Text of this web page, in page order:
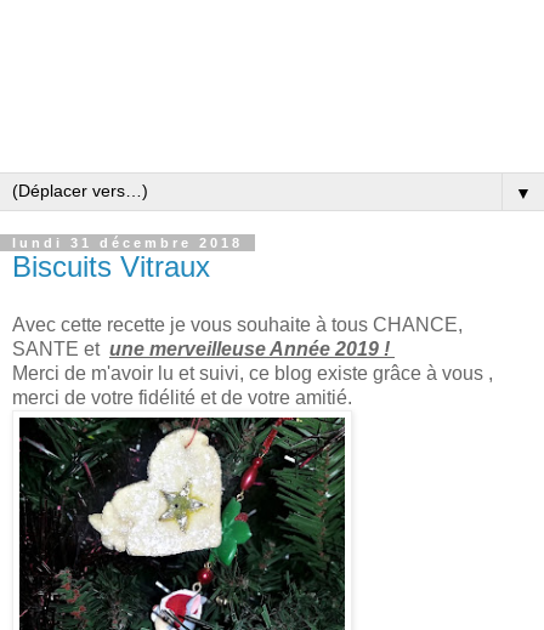
▼
lundi 31 décembre 2018
Biscuits Vitraux
Avec cette recette je vous souhaite à tous CHANCE,
SANTE et une merveilleuse Année 2019 !
Merci de m'avoir lu et suivi, ce blog existe grâce à vous ,
merci de votre fidélité et de votre amitié.